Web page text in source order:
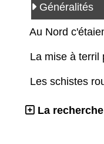
Généralités
Au Nord
La mise à terril
Les schistes
La